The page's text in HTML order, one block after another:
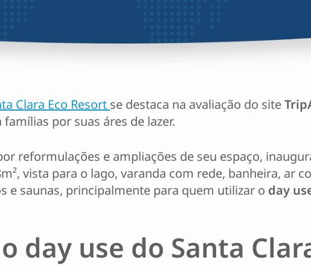
Clara Eco Resort se destaca na avaliação do site
por suas áres de lazer.
reformulações e ampliações de seu espaço,
vista para o lago, varanda com rede, banheira, ar
e saunas, principalmente para quem utilizar o day
day use do Santa